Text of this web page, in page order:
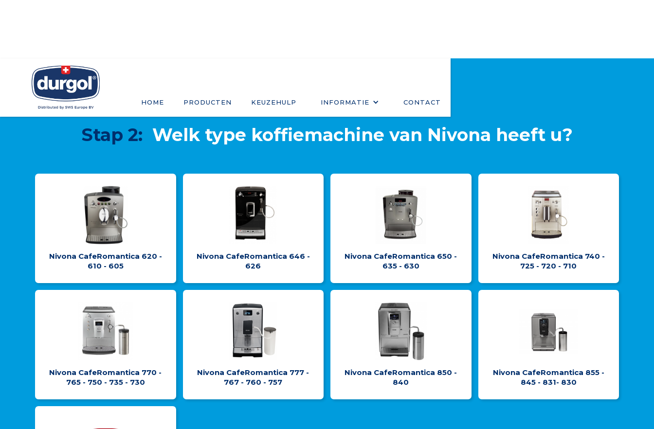
HOME PRODUCTEN KEUZEHULP INFORMATIE CONTACT
Stap 2: Welk type koffiemachine van Nivona heeft u?
Nivona CafeRomantica 620 -
610 - 605
Nivona CafeRomantica 646 -
626
Nivona CafeRomantica 650 -
635 - 630
Nivona CafeRomantica 740 -
725 - 720 - 710
Nivona CafeRomantica 770 -
765 - 750 - 735 - 730
Nivona CafeRomantica 777 -
767 - 760 - 757
Nivona CafeRomantica 850 -
840
Nivona CafeRomantica 855 -
845 - 831- 830